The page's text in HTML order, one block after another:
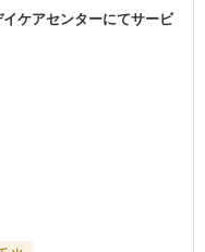
ケアセンターにてサービ